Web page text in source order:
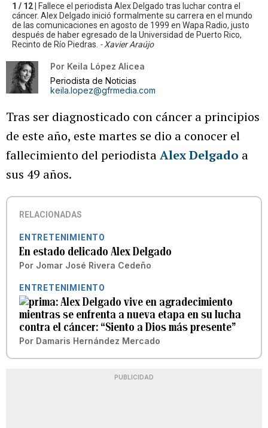
1 / 12 |
Fallece el periodista Alex Delgado tras luchar contra el
cáncer. Alex Delgado inició formalmente su carrera en el mundo
de las comunicaciones en agosto de 1999 en Wapa Radio, justo
después de haber egresado de la Universidad de Puerto Rico,
Recinto de Río Piedras. - Xavier Araújo
Por Keila López Alicea
Periodista de Noticias
keila.lopez@gfrmedia.com
Tras ser diagnosticado con cáncer a principios
de este año, este martes se dio a conocer el
fallecimiento del periodistaAlex Delgado a
sus 49 años.
RELACIONADAS
ENTRETENIMIENTO
En estado delicado Alex Delgado
Por Jomar José Rivera Cedeño
ENTRETENIMIENTO
Alex Delgado vive en agradecimiento
mientras se enfrenta a nueva etapa en su lucha
contra el cáncer: “Siento a Dios más presente”
Por Damaris Hernández Mercado
PUBLICIDAD